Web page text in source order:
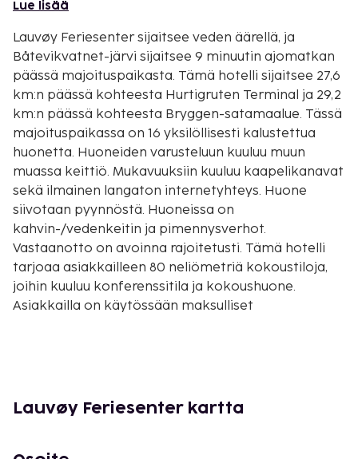
Lue lisää
Lauvøy Feriesenter sijaitsee veden äärellä, ja
Båtevikvatnet-järvi sijaitsee 9 minuutin ajomatkan
päässä majoituspaikasta. Tämä hotelli sijaitsee 27,6
km:n päässä kohteesta Hurtigruten Terminal ja 29,2
km:n päässä kohteesta Bryggen-satamaalue. Tässä
majoituspaikassa on 16 yksilöllisesti kalustettua
huonetta. Huoneiden varusteluun kuuluu muun
muassa keittiö. Mukavuuksiin kuuluu kaapelikanavat
sekä ilmainen langaton internetyhteys. Huone
siivotaan pyynnöstä. Huoneissa on
kahvin-/vedenkeitin ja pimennysverhot.
Vastaanotto on avoinna rajoitetusti. Tämä hotelli
tarjoaa asiakkailleen 80 neliömetriä kokoustiloja,
joihin kuuluu konferenssitila ja kokoushuone.
Asiakkailla on käytössään maksulliset
piknikalue. Hotelli tarjoaa asiakkailleen
Lauvøy Feriesenter kartta